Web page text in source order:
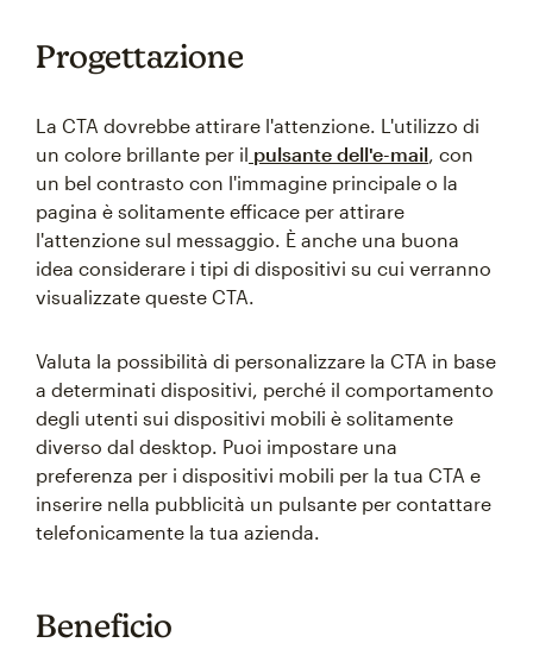
Progettazione
La CTA dovrebbe attirare l'attenzione. L'utilizzo di
un colore brillante per il pulsante dell'e-mail, con
un bel contrasto con l'immagine principale o la
pagina è solitamente efficace per attirare
l'attenzione sul messaggio. È anche una buona
idea considerare i tipi di dispositivi su cui verranno
visualizzate queste CTA.
Valuta la possibilità di personalizzare la CTA in base
a determinati dispositivi, perché il comportamento
degli utenti sui dispositivi mobili è solitamente
diverso dal desktop. Puoi impostare una
preferenza per i dispositivi mobili per la tua CTA e
inserire nella pubblicità un pulsante per contattare
telefonicamente la tua azienda.
Beneficio